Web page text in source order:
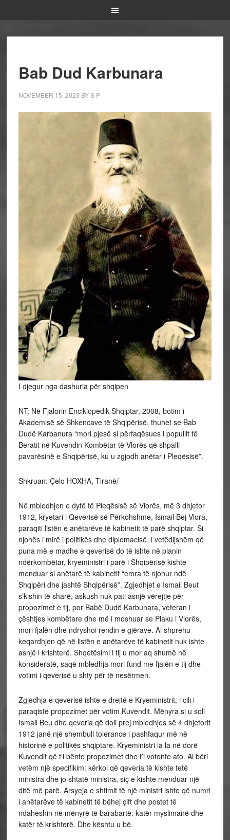
Bab Dud Karbunara
NOVEMBER 15, 2023 BYS P
I djegur nga dashuria për shqipen
NT: Në Fjalorin Enciklopedik Shqiptar, 2008, botim i
Akademisë së Shkencave të Shqipërisë, thuhet se Bab
Dudë Karbanura “mori pjesë si përfaqësues i popullit të
Beratit në Kuvendin Kombëtar të Vlorës që shpalli
pavarësinë e Shqipërisë, ku u zgjodh anëtar i Pleqësisë”.
Shkruan: Çelo HOXHA, Tiranë/
Në mbledhjen e dytë të Pleqësisë së Vlorës, më 3 dhjetor
1912, kryetari i Qeverisë së Përkohshme, Ismail Bej Vlora,
paraqiti listën e anëtarëve të kabinetit të parë shqiptar. Si
njohës i mirë i politikës dhe diplomacisë, i vetëdijshëm që
puna më e madhe e qeverisë do të ishte në planin
ndërkombëtar, kryeministri i parë i Shqipërisë kishte
menduar si anëtarë të kabinetit “emra të njohur ndë
Shqipëri dhe jashtë Shqipërisë”. Zgjedhjet e Ismail Beut
s’kishin të sharë, askush nuk pati asnjë vërejtje për
propozimet e tij, por Babë Dudë Karbunara, veteran i
çështjes kombëtare dhe më i moshuar se Plaku i Vlorës,
mori fjalën dhe ndryshoi rendin e gjërave. Ai shprehu
keqardhjen që në listën e anëtarëve të kabinetit nuk ishte
asnjë i krishterë. Shqetësimi i tij u mor aq shumë në
konsideratë, saqë mbledhja mori fund me fjalën e tij dhe
votimi i qeverisë u shty për të nesërmen.
Zgjedhja e qeverisë ishte e drejtë e Kryeministrit, i cili i
paraqiste propozimet për votim Kuvendit. Mënyra si u soll
Ismail Beu dhe qeveria që doli prej mbledhjes së 4 dhjetorit
1912 janë një shembull tolerance i pashfaqur më në
historinë e politikës shqiptare. Kryeministri ia la në dorë
Kuvendit që t’i bënte propozimet dhe t’i votonte ato. Ai bëri
vetëm një specifikim: kërkoi që qeveria të kishte tetë
ministra dhe jo shtatë ministra, siç e kishte menduar një
ditë më parë. Arsyeja e shtimit të një ministri ishte që numri
i anëtarëve të kabinetit të bëhej çift dhe postet të
ndaheshin në mënyrë të barabartë: katër myslimanë dhe
katër të krishterë. Dhe kështu u bë.